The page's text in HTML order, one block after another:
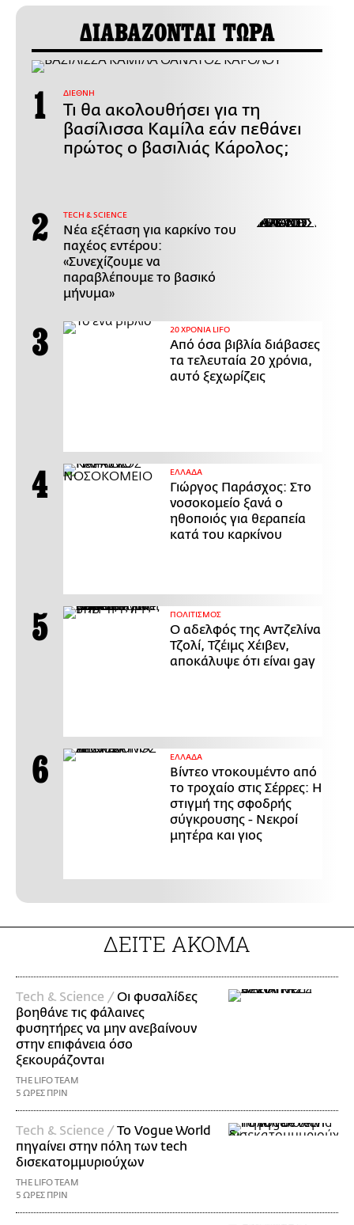
ΔΙΑΒΑΖΟΝΤΑΙ ΤΩΡΑ
ΔΙΕΘΝΗ
Τι θα ακολουθήσει για τη
βασίλισσα Καμίλα εάν πεθάνει
πρώτος ο βασιλιάς Κάρολος;
ΤECH & SCIENCE
Νέα εξέταση για καρκίνο του
παχέος εντέρου:
«Συνεχίζουμε να
παραβλέπουμε το βασικό
μήνυμα»
20 ΧΡΟΝΙΑ LIFO
Από όσα βιβλία διάβασες
τα τελευταία 20 χρόνια,
αυτό ξεχωρίζεις
ΕΛΛΑΔΑ
Γιώργος Παράσχος: Στο
νοσοκομείο ξανά ο
ηθοποιός για θεραπεία
κατά του καρκίνου
ΠΟΛΙΤΙΣΜΟΣ
Ο αδελφός της Αντζελίνα
Τζολί, Τζέιμς Χέιβεν,
αποκάλυψε ότι είναι gay
ΕΛΛΑΔΑ
Βίντεο ντοκουμέντο από
το τροχαίο στις Σέρρες: Η
στιγμή της σφοδρής
σύγκρουσης - Νεκροί
μητέρα και γιος
ΔΕΙΤΕ ΑΚΟΜΑ
Τech & Science /Οι φυσαλίδες
βοηθάνε τις φάλαινες
φυσητήρες να μην ανεβαίνουν
στην επιφάνεια όσο
ξεκουράζονται
THE LIFO TEAM
5 ΩΡΕΣ ΠΡΙΝ
Τech & Science /Το Vogue World
πηγαίνει στην πόλη των tech
δισεκατομμυριούχων
THE LIFO TEAM
5 ΩΡΕΣ ΠΡΙΝ